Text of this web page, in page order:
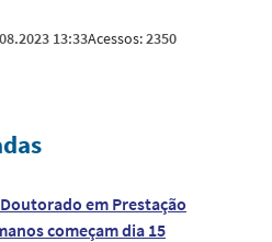
13:33Acessos:2350
em Prestação
começam dia 15